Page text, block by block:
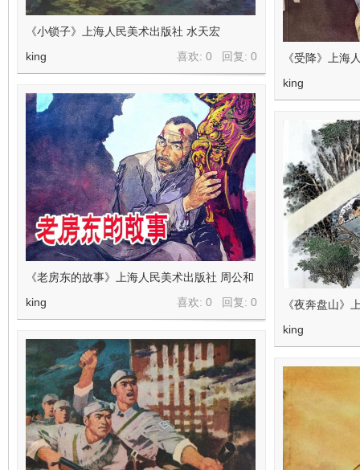
《小锁子》上海人民美术出版社 水天宏
喜欢: 0 回复: 0
king
《受降》上海
king
《老房东的故事》上海人民美术出版社 周公和
喜欢: 0 回复: 0
king
《夜奔盘山》
king